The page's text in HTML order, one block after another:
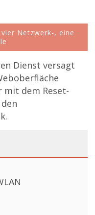
vier Netzwerk-, eine
Dienst versagt
mit dem Reset-